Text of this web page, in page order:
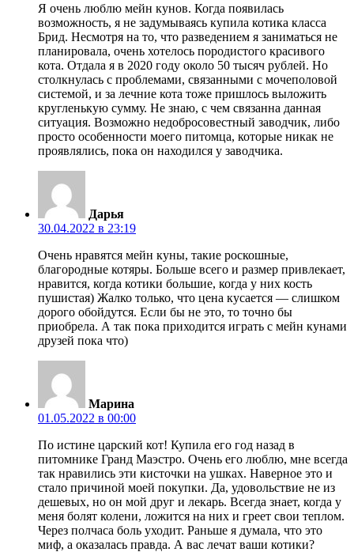
Я очень люблю мейн кунов. Когда появилась
возможность, я не задумываясь купила котика класса
Брид. Несмотря на то, что разведением я заниматься не
планировала, очень хотелось породистого красивого
кота. Отдала я в 2020 году около 50 тысяч рублей. Но
столкнулась с проблемами, связанными с мочеполовой
системой, и за лечние кота тоже пришлось выложить
кругленькую сумму. Не знаю, с чем связанна данная
ситуация. Возможно недобросовестный заводчик, либо
просто особенности моего питомца, которые никак не
проявлялись, пока он находился у заводчика.
Дарья
30.04.2022 в 23:19
Очень нравятся мейн куны, такие роскошные,
благородные котяры. Больше всего и размер привлекает,
нравится, когда котики большие, когда у них кость
пушистая) Жалко только, что цена кусается — слишком
дорого обойдутся. Если бы не это, то точно бы
приобрела. А так пока приходится играть с мейн кунами
друзей пока что)
Марина
01.05.2022 в 00:00
По истине царский кот! Купила его год назад в
питомнике Гранд Маэстро. Очень его люблю, мне всегда
так нравились эти кисточки на ушках. Наверное это и
стало причиной моей покупки. Да, удовольствие не из
дешевых, но он мой друг и лекарь. Всегда знает, когда у
меня болят колени, ложится на них и греет свои теплом.
Через полчаса боль уходит. Раньше я думала, что это
миф, а оказалась правда. А вас лечат ваши котики?